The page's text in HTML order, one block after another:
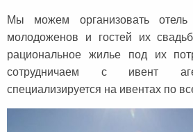
Мы можем организовать
молодоженов и гостей их
рациональное жилье под их
сотрудничаем с ивент
специализируется на ивентах по